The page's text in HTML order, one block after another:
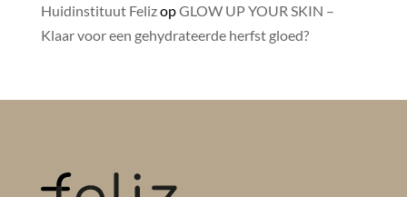
Huidinstituut FelizopGLOW UP YOUR SKIN –
Klaar voor een gehydrateerde herfst gloed?